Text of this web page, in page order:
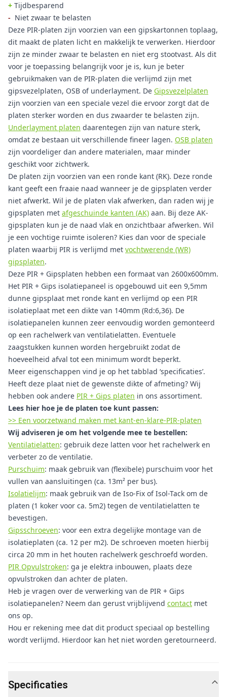
+ Tijdbesparend
- Niet zwaar te belasten
Deze PIR-platen zijn voorzien van een gipskartonnen toplaag,
dit maakt de platen licht en makkelijk te verwerken. Hierdoor
zijn ze minder zwaar te belasten en niet erg stootvast. Als dit
voor je toepassing belangrijk voor je is, kun je beter
gebruikmaken van de PIR-platen die verlijmd zijn met
gipsvezelplaten, OSB of underlayment. De Gipsvezelplaten
zijn voorzien van een speciale vezel die ervoor zorgt dat de
platen sterker worden en dus zwaarder te belasten zijn.
Underlayment platen daarentegen zijn van nature sterk,
omdat ze bestaan uit verschillende fineer lagen. OSB platen
zijn voordeliger dan andere materialen, maar minder
geschikt voor zichtwerk.
De platen zijn voorzien van een ronde kant (RK). Deze ronde
kant geeft een fraaie naad wanneer je de gipsplaten verder
niet afwerkt. Wil je de platen vlak afwerken, dan raden wij je
gipsplaten met afgeschuinde kanten (AK) aan. Bij deze AK-
gipsplaten kun je de naad vlak en onzichtbaar afwerken. Wil
je een vochtige ruimte isoleren? Kies dan voor de speciale
platen waarbij PIR is verlijmd met vochtwerende (WR)
gipsplaten.
Deze PIR + Gipsplaten hebben een formaat van 2600x600mm.
Het PIR + Gips isolatiepaneel is opgebouwd uit een 9,5mm
dunne gipsplaat met ronde kant en verlijmd op een PIR
isolatieplaat met een dikte van 140mm (Rd:6,36). De
isolatiepanelen kunnen zeer eenvoudig worden gemonteerd
op een rachelwerk van ventilatielatten. Eventuele
zaagstukken kunnen worden hergebruikt zodat de
hoeveelheid afval tot een minimum wordt beperkt.
Meer eigenschappen vind je op het tabblad ‘specificaties’.
Heeft deze plaat niet de gewenste dikte of afmeting? Wij
hebben ook andere PIR + Gips platen in ons assortiment.
Lees hier hoe je de platen toe kunt passen:
>> Een voorzetwand maken met kant-en-klare-PIR-platen
Wij adviseren je om het volgende mee te bestellen:
Ventilatielatten: gebruik deze latten voor het rachelwerk en
verbeter zo de ventilatie.
Purschuim: maak gebruik van (flexibele) purschuim voor het
vullen van aansluitingen (ca. 13m² per bus).
Isolatielijm: maak gebruik van de Iso-Fix of Isol-Tack om de
platen (1 koker voor ca. 5m2) tegen de ventilatielatten te
bevestigen.
Gipsschroeven: voor een extra degelijke montage van de
isolatieplaten (ca. 12 per m2). De schroeven moeten hierbij
circa 20 mm in het houten rachelwerk geschroefd worden.
PIR Opvulstroken: ga je elektra inbouwen, plaats deze
opvulstroken dan achter de platen.
Heb je vragen over de verwerking van de PIR + Gips
isolatiepanelen? Neem dan gerust vrijblijvend contact met
ons op.
Hou er rekening mee dat dit product speciaal op bestelling
wordt verlijmd. Hierdoor kan het niet worden geretourneerd.
Specificaties